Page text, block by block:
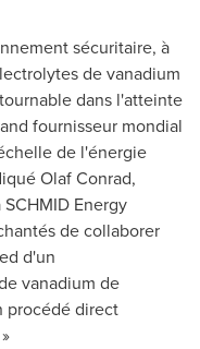
sécuritaire, à
de vanadium
dans l'atteinte
fournisseur mondial
de l'énergie
Olaf Conrad,
Energy
de collaborer
d'un
vanadium de
procédé direct